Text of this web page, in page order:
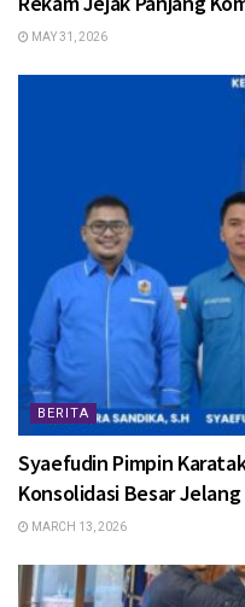
MAY 31, 2026
BERITA
Syaefudin Pimpin
Konsolidasi Besar Jelang
MARCH 13, 2026